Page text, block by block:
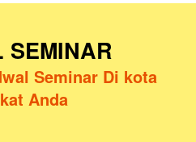
SEMINAR
Seminar Di kota
Anda